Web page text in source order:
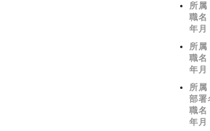
所属
職名
年月
所属
職名
年月
所属
部署
職名
年月